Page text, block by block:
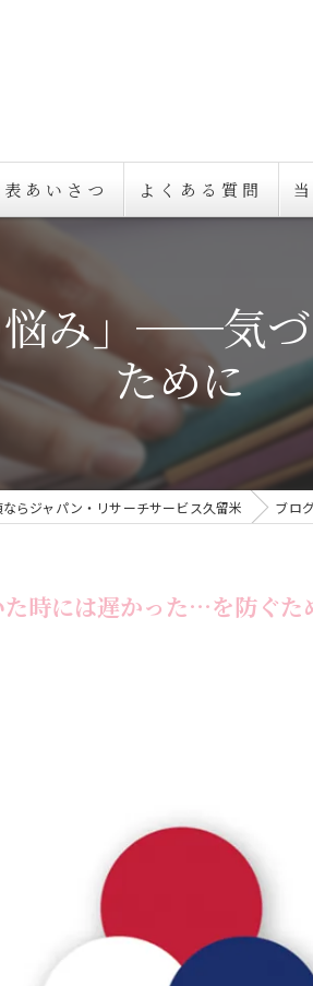
あいさつ よくある質問
悩み」──気
ために
らジャパン・リサーチサービス久留米 ブロ
時には遅かった…を防ぐた